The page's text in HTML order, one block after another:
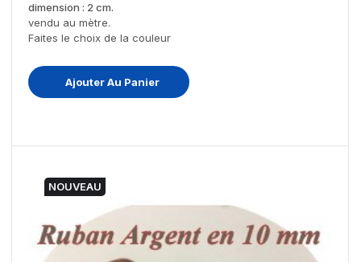
dimension : 2 cm.
vendu au mètre.
Faites le choix de la couleur
Ajouter Au Panier
NOUVEAU